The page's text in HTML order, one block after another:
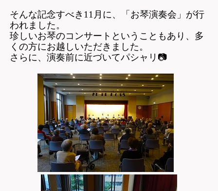
そんな記念すべき11月に、「お琴演奏会」が行
われました。
珍しいお琴のコンサートということもあり、多
くの方にお越しいただきました。
さらに、演奏前に近づいてパシャリ 📷